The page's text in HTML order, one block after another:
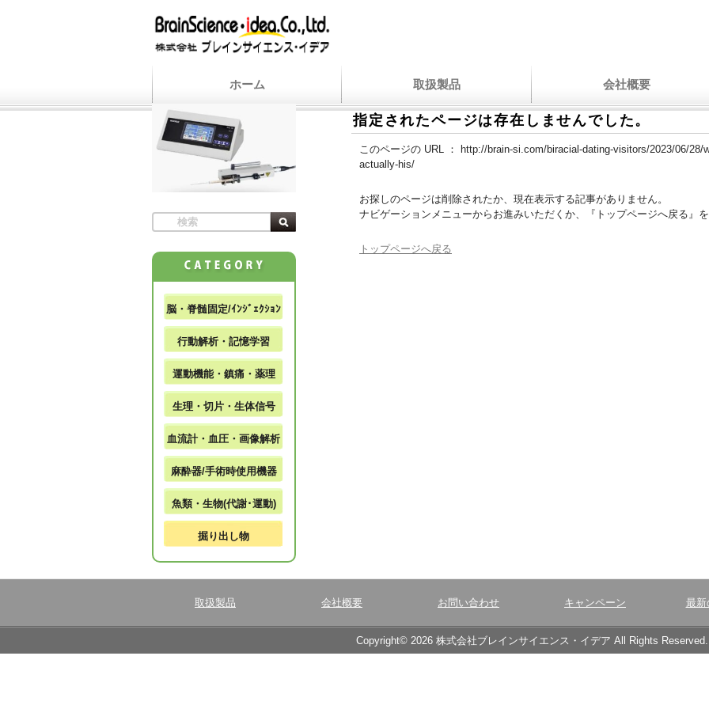
ホーム 取扱製品 会社概要
指定されたページは存在しませんでした。
このページの URL ：
http://brain-si.com/biracial-dating-visitors/2023/06/28/
actually-his/
お探しのページは削除されたか、現在表示する記事がありません。
ナビゲーションメニューからお進みいただくか、『トップページへ戻る』を
トップページへ戻る
脳・脊髄固定/ｲﾝｼﾞｪｸｼｮﾝ
行動解析・記憶学習
運動機能・鎮痛・薬理
生理・切片・生体信号
血流計・血圧・画像解析
麻酔器/手術時使用機器
魚類・生物(代謝･運動)
掘り出し物
取扱製品 会社概要 お問い合わせ キャンペーン 最新
Copyright© 2026 株式会社ブレインサイエンス・イデア All Rights Reserved.